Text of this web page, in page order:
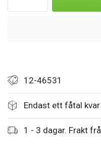
12-46531
Endast ett fåtal
1 - 3 dagar. Frakt